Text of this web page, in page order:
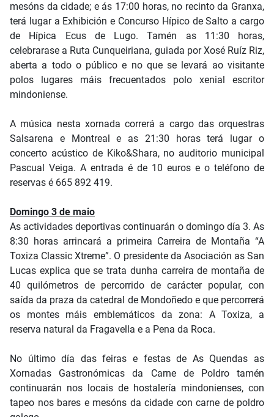
mesóns da cidade; e ás 17:00 horas, no recinto da Granxa,
terá lugar a Exhibición e Concurso Hípico de Salto a cargo
de Hípica Ecus de Lugo. Tamén as 11:30 horas,
celebrarase a Ruta Cunqueiriana, guiada por Xosé Ruíz Riz,
aberta a todo o público e no que se levará ao visitante
polos lugares máis frecuentados polo xenial escritor
mindoniense.
A música nesta xornada correrá a cargo das orquestras
Salsarena e Montreal e as 21:30 horas terá lugar o
concerto acústico de Kiko&Shara, no auditorio municipal
Pascual Veiga. A entrada é de 10 euros e o teléfono de
reservas é 665 892 419.
Domingo 3 de maio
As actividades deportivas continuarán o domingo día 3. As
8:30 horas arrincará a primeira Carreira de Montaña “A
Toxiza Classic Xtreme”. O presidente da Asociación as San
Lucas explica que se trata dunha carreira de montaña de
40 quilómetros de percorrido de carácter popular, con
saída da praza da catedral de Mondoñedo e que percorrerá
os montes máis emblemáticos da zona: A Toxiza, a
reserva natural da Fragavella e a Pena da Roca.
No último día das feiras e festas de As Quendas as
Xornadas Gastronómicas da Carne de Poldro tamén
continuarán nos locais de hostalería mindonienses, con
tapeo nos bares e mesóns da cidade con carne de poldro